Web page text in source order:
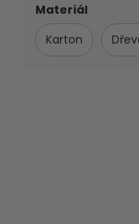
Materiál
Karton